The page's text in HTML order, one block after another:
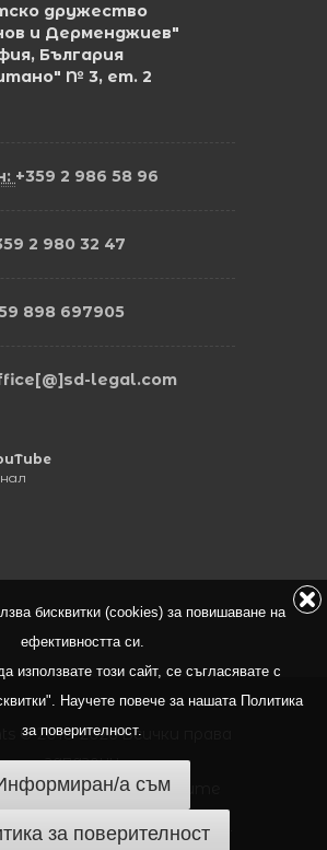
дружество
и Дерменджиев"
България
№ 3, ет. 2
+359 2 986 58 96
2 980 32 47
898 697905
legal.com
© 2018-2026 Всички права
запазени
за защита на личните
бисквитки (cookies) за повишаване на
ефективността си.
използвате този сайт, се съгласявате с
Научете повече за нашата Политика
за поверителност.
а съм
за поверителност